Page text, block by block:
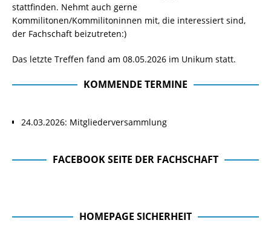
stattfinden. Nehmt auch gerne
Kommilitonen/Kommilitoninnen mit, die interessiert sind,
der Fachschaft beizutreten:)
Das letzte Treffen fand am 08.05.2026 im Unikum statt.
KOMMENDE TERMINE
24.03.2026: Mitgliederversammlung
FACEBOOK SEITE DER FACHSCHAFT
HOMEPAGE SICHERHEIT